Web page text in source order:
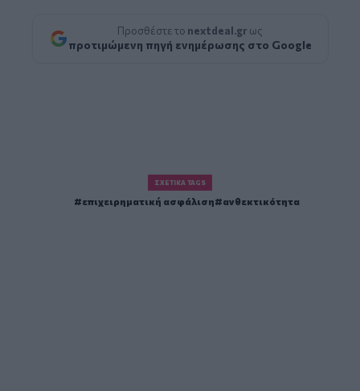
Προσθέστε το nextdeal.gr ως
προτιμώμενη πηγή ενημέρωσης στο Google
ΣΧΕΤΙΚΆ TAGS
επιχειρηματική ασφάλιση ανθεκτικότητα